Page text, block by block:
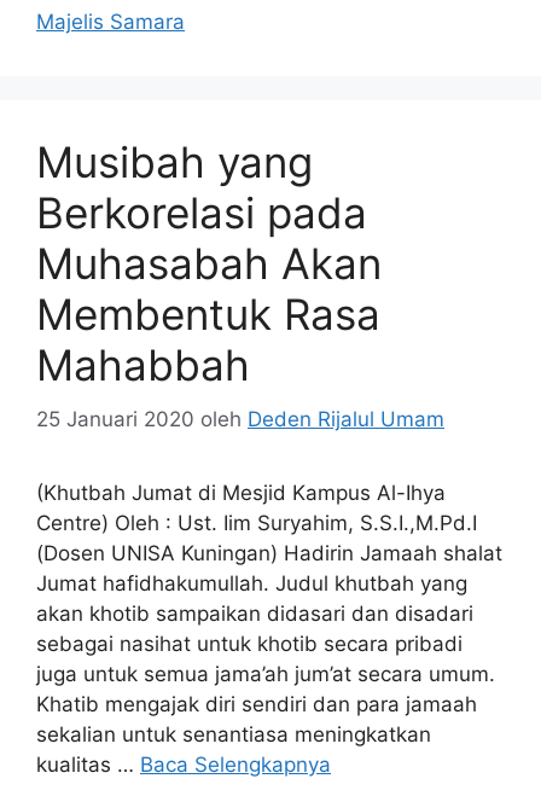
Majelis Samara
Musibah yang
Berkorelasi pada
Muhasabah Akan
Membentuk Rasa
Mahabbah
25 Januari 2020 oleh Deden Rijalul Umam
(Khutbah Jumat di Mesjid Kampus Al-Ihya
Centre) Oleh : Ust. Iim Suryahim, S.S.I.,M.Pd.I
(Dosen UNISA Kuningan) Hadirin Jamaah shalat
Jumat hafidhakumullah. Judul khutbah yang
akan khotib sampaikan didasari dan disadari
sebagai nasihat untuk khotib secara pribadi
juga untuk semua jama’ah jum’at secara umum.
Khatib mengajak diri sendiri dan para jamaah
sekalian untuk senantiasa meningkatkan
kualitas … Baca Selengkapnya